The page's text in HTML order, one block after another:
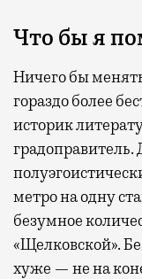
Что бы я
Ничего бы
гораздо более
историк
градоправитель.
метро на одну
безумное
«Щелковской».
хуже — не на